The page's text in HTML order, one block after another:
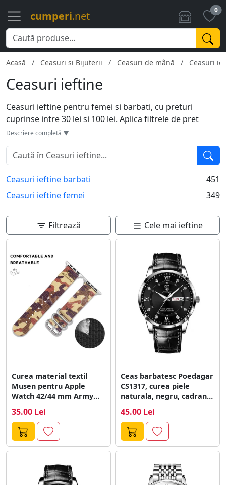
cumperi.net 0
Acasă Ceasuri si Bijuterii Ceasuri de mână Ceasuri
Ceasuri ieftine
Ceasuri ieftine pentru femei si barbati, cu preturi
cuprinse intre 30 lei si 100 lei. Aplica filtrele de pret
minim/maxim pentru a modifica pretul in functie de
bugetul tau. Pentru a gasi cu usurinta modele de
ceasuri de mana barbatesti si dama care te intereseaza,
foloseste functia de cautare de mai jos.
Descriere completă ▼
Ceasuri ieftine barbati
451
Ceasuri ieftine femei
349
Filtrează Cele mai ieftine
Curea material textil
Musen pentru Apple
Watch 42/44 mm Army
35.00 Lei
Ceas barbatesc Poedagar
CS1317, curea piele
naturala, negru, cadran
45.00 Lei